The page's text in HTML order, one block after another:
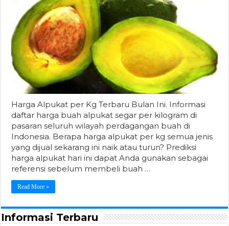
Harga Alpukat per Kg Terbaru Bulan Ini. Informasi
daftar harga buah alpukat segar per kilogram di
pasaran seluruh wilayah perdagangan buah di
Indonesia. Berapa harga alpukat per kg semua jenis
yang dijual sekarang ini naik atau turun? Prediksi
harga alpukat hari ini dapat Anda gunakan sebagai
referensi sebelum membeli buah …
Read More »
Informasi Terbaru